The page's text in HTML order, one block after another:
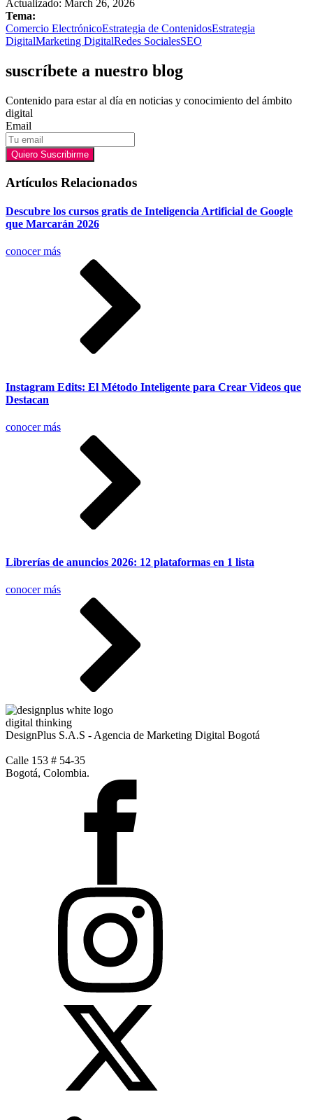
Actualizado: March 26, 2026
Tema:
Comercio ElectrónicoEstrategia de ContenidosEstrategia
DigitalMarketing DigitalRedes SocialesSEO
suscríbete a nuestro blog
Contenido para estar al día en noticias y conocimiento del ámbito
digital
Email
Quiero Suscribirme
Artículos Relacionados
Descubre los cursos gratis de Inteligencia Artificial de Google
que Marcarán 2026
conocer más
Instagram Edits: El Método Inteligente para Crear Videos que
Destacan
conocer más
Librerías de anuncios 2026: 12 plataformas en 1 lista
conocer más
digital thinking
DesignPlus S.A.S - Agencia de Marketing Digital Bogotá
Calle 153 # 54-35
Bogotá, Colombia.